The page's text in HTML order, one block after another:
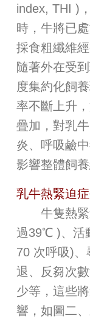
index, THI )
時，牛將已
採食粗纖維
隨著外在受
度集約化飼
率不斷上升
疊加，對乳
炎、呼吸鹼
影響整體飼養
乳牛熱緊迫
牛隻熱緊
過39℃ )、活
70 次呼吸)
退、反芻次
少等，這些
響，如圖二、